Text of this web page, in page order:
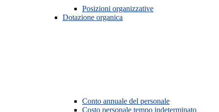
Posizioni organizzative
Dotazione organica
Conto annuale del personale
Costo personale tempo indeterminato